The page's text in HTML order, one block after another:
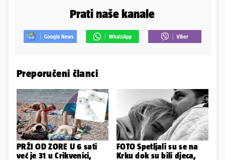
Prati naše kanale
Preporučeni članci
PRŽI OD ZORE U 6 sati
već je 31 u Crikvenici,
FOTO Spetljali su se na
Krku dok su bili djeca,